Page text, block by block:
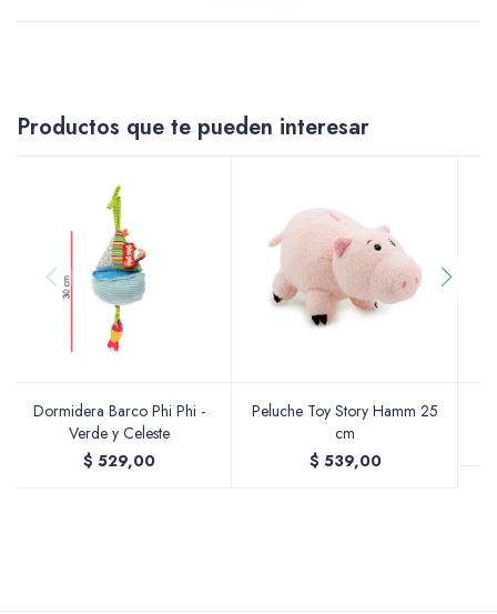
Productos que te pueden interesar
Dormidera Barco Phi Phi -
Verde y Celeste
$ 529,00
Peluche Toy Story Hamm 25
cm
$ 539,00
Varios